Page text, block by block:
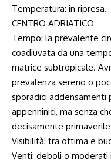
Temperatura: in ripresa.
CENTRO ADRIATICO
Tempo: la prevalente
coadiuvata da una
matrice subtropicale.
prevalenza sereno o
sporadici addensamenti
appenninici, ma senza
decisamente
Visibilità: tra ottima e
Venti: deboli o moderati